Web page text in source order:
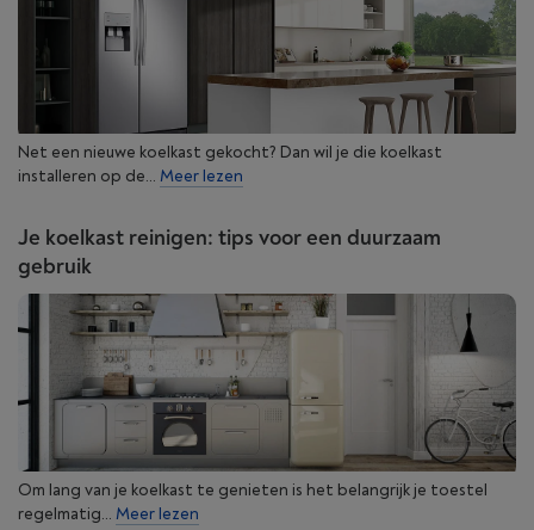
Net een nieuwe koelkast gekocht? Dan wil je die koelkast
installeren op de... Meer lezen
Je koelkast reinigen: tips voor een duurzaam
gebruik
Om lang van je koelkast te genieten is het belangrijk je toestel
regelmatig... Meer lezen